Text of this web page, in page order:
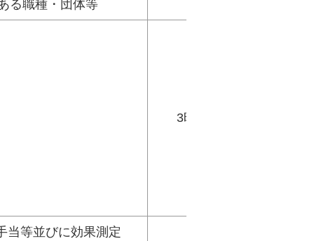
る職種・団体等
3時間
当等並びに効果測定